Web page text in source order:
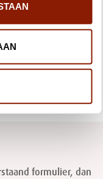
formulier, dan